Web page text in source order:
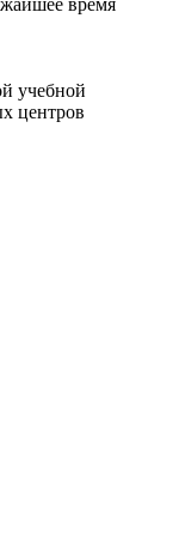
учебной
центров